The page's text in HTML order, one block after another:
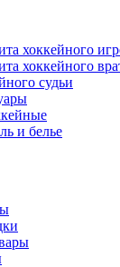
хоккейного
хоккейного
судьи
и белье